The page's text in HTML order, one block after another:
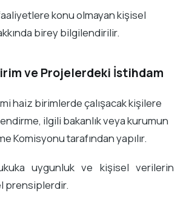
konu olmayan kişisel
birey bilgilendirilir.
ve Projelerdeki İstihdam
haiz birimlerde çalışacak kişilere
ilgili bakanlık veya kurumun
Komisyonu tarafından yapılır.
uygunluk ve kişisel verilerin
prensiplerdir.